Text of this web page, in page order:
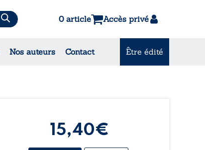
0 article Accès privé
Nos auteurs Contact Être édité
15,40€